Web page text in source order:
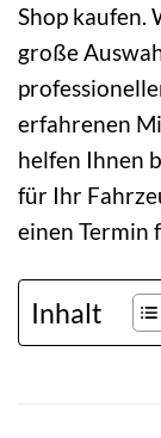
Shop kaufen.
große
erfahrenen
helfen Ihnen
für Ihr
einen Termin
Inhalt